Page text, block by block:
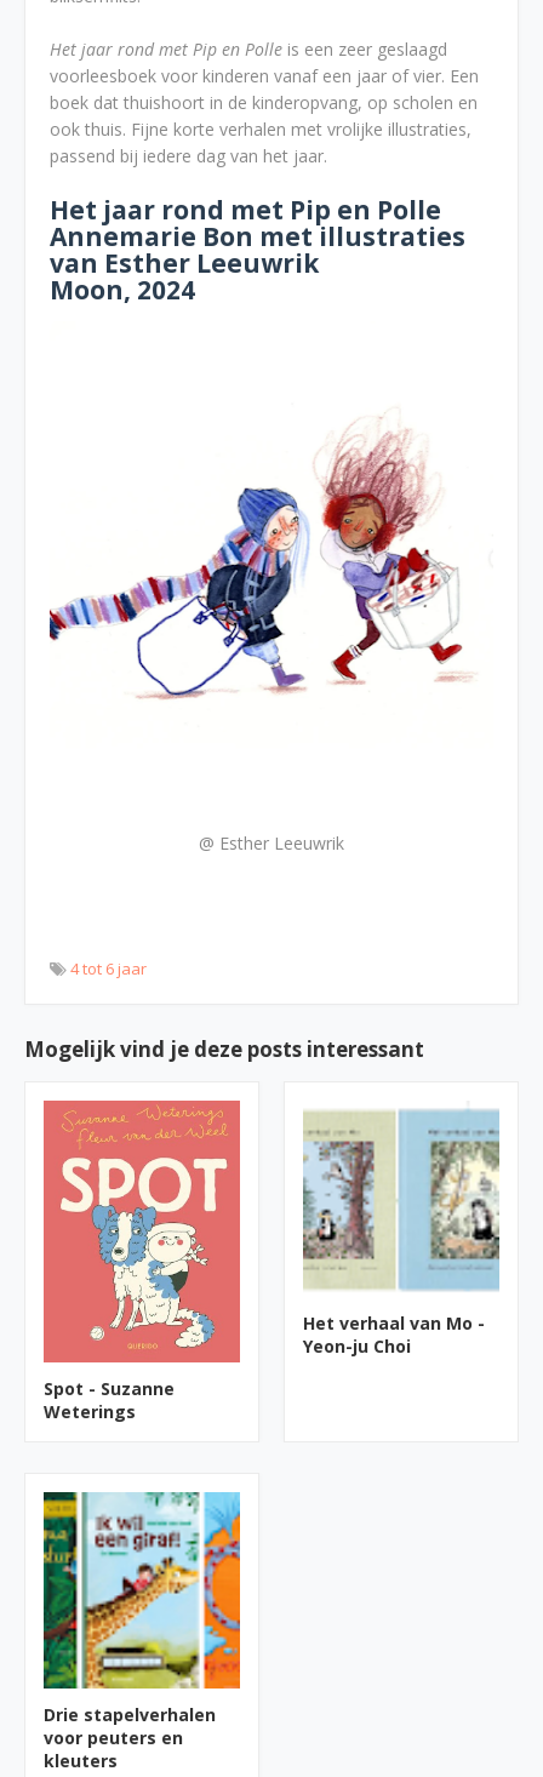
Het jaar rond met Pip en Polle is een zeer geslaagd
voorleesboek voor kinderen vanaf een jaar of vier. Een
boek dat thuishoort in de kinderopvang, op scholen en
ook thuis. Fijne korte verhalen met vrolijke illustraties,
passend bij iedere dag van het jaar.
Het jaar rond met Pip en Polle
Annemarie Bon met illustraties
van Esther Leeuwrik
Moon, 2024
@ Esther Leeuwrik
4 tot 6 jaar
Mogelijk vind je deze posts interessant
Spot - Suzanne
Weterings
Het verhaal van Mo -
Yeon-ju Choi
Drie stapelverhalen
voor peuters en
kleuters